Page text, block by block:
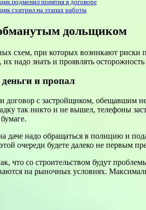
подменил понятия в договоре
схитрил на этапах работы
дольщиком
схем, при которых возникают риски
надо знать и проявлять
и пропал
договор с застройщиком, обещавшим
так никто и не вышел, телефоны
даче надо обращаться в полицию и
очереди будете далеко не первым
что со строительством будут
на рыночных условиях.